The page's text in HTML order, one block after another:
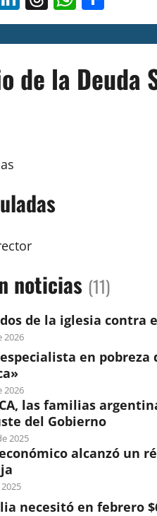
de la Deuda
noticias (11)
de la iglesia contra
2026
en
2026
las familias
del Gobierno
2025
alcanzó un
necesitó en febrero